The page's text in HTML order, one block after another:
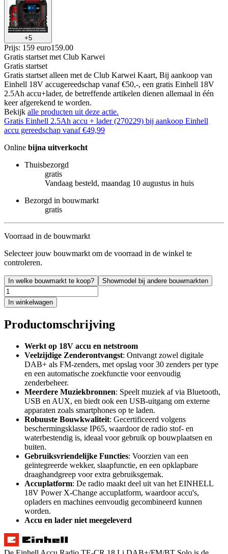
+5
Prijs: 159 euro159.00
Gratis startset met Club Karwei
Gratis startset
Gratis startset alleen met de Club Karwei Kaart, Bij aankoop van
Einhell 18V accugereedschap vanaf €50,-, een gratis Einhell 18V
2.5Ah accu+lader, de betreffende artikelen dienen allemaal in één
keer afgerekend te worden.
Bekijk alle producten uit deze actie.
Gratis Einhell 2.5Ah accu + lader (270229) bij aankoop Einhell
accu gereedschap vanaf €49,99
Online bijna uitverkocht
Thuisbezorgd
gratis
Vandaag besteld, maandag 10 augustus in huis
Bezorgd in bouwmarkt
gratis
Voorraad in de bouwmarkt
Selecteer jouw bouwmarkt om de voorraad in de winkel te
controleren.
In welke bouwmarkt te koop? Showmodel bij andere bouwmarkten
In winkelwagen
Productomschrijving
Werkt op 18V accu en netstroom
Veelzijdige Zenderontvangst: Ontvangt zowel digitale
DAB+ als FM-zenders, met opslag voor 30 zenders per type
en een automatische zoekfunctie voor eenvoudig
zenderbeheer.
Meerdere Muziekbronnen: Speelt muziek af via Bluetooth,
USB en AUX, en biedt ook een USB-uitgang om externe
apparaten zoals smartphones op te laden.
Robuuste Bouwkwaliteit: Gecertificeerd volgens
beschermingsklasse IP65, waardoor de radio stof- en
waterbestendig is, ideaal voor gebruik op bouwplaatsen en
buiten.
Gebruiksvriendelijke Functies: Voorzien van een
geïntegreerde wekker, slaapfunctie, en een opklapbare
draaghandgreep voor extra gebruiksgemak.
Accuplatform: De radio maakt deel uit van het EINHELL
18V Power X-Change accuplatform, waardoor accu's,
opladers en machines eenvoudig gecombineerd kunnen
worden.
Accu en lader niet meegeleverd